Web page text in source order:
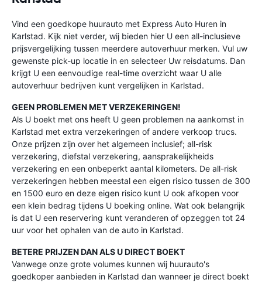
Vind een goedkope huurauto met Express Auto Huren in
Karlstad. Kijk niet verder, wij bieden hier U een all-inclusieve
prijsvergelijking tussen meerdere autoverhuur merken. Vul uw
gewenste pick-up locatie in en selecteer Uw reisdatums. Dan
krijgt U een eenvoudige real-time overzicht waar U alle
autoverhuur bedrijven kunt vergelijken in Karlstad.
GEEN PROBLEMEN MET VERZEKERINGEN!
Als U boekt met ons heeft U geen problemen na aankomst in
Karlstad met extra verzekeringen of andere verkoop trucs.
Onze prijzen zijn over het algemeen inclusief; all-risk
verzekering, diefstal verzekering, aansprakelijkheids
verzekering en een onbeperkt aantal kilometers. De all-risk
verzekeringen hebben meestal een eigen risico tussen de 300
en 1500 euro en deze eigen risico kunt U ook afkopen voor
een klein bedrag tijdens U boeking online. Wat ook belangrijk
is dat U een reservering kunt veranderen of opzeggen tot 24
uur voor het ophalen van de auto in Karlstad.
BETERE PRIJZEN DAN ALS U DIRECT BOEKT
Vanwege onze grote volumes kunnen wij huurauto's
goedkoper aanbieden in Karlstad dan wanneer je direct boekt